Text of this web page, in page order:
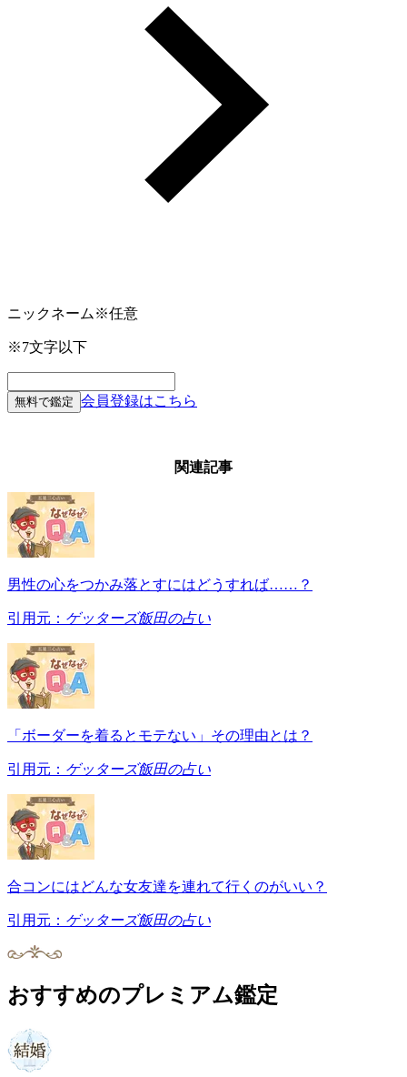
ニックネーム ※任意
※7文字以下
無料で鑑定 会員登録はこちら
関連記事
男性の心をつかみ落とすにはどうすれば……？
引用元： ゲッターズ飯田の占い
「ボーダーを着るとモテない」その理由とは？
引用元： ゲッターズ飯田の占い
合コンにはどんな女友達を連れて行くのがいい？
引用元： ゲッターズ飯田の占い
おすすめのプレミアム鑑定